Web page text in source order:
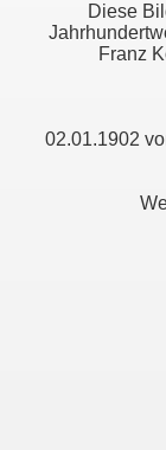
Diese
Franz
02.01.1902